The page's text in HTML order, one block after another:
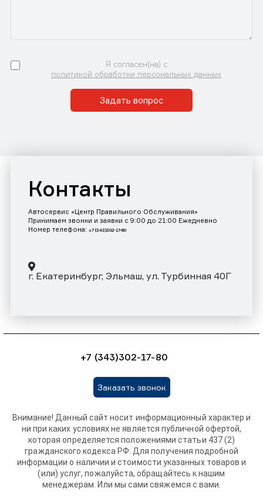
Я согласен(на) с
политикой обработки персональных данных
Задать вопрос
Контакты
Автосервис «Центр Правильного Обслуживания»
Принимаем звонки и заявки с 9:00 до 21:00 Ежедневно
Номер телефона: +7 (343)302-17-80
г. Екатеринбург, Эльмаш, ул. Турбинная 40Г
+7 (343)302-17-80
Заказать звонок
Внимание! Данный сайт носит информационный характер и
ни при каких условиях не является публичной офертой,
которая определяется положениями статьи 437 (2)
гражданского кодекса РФ. Для получения подробной
информации о наличии и стоимости указанных товаров и
(или) услуг, пожалуйста, обращайтесь к нашим
менеджерам. Или мы сами свяжемся с вами.